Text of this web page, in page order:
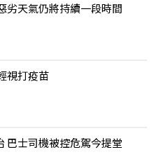
劣天氣仍將持續一段時間
視打疫苗
巴士司機被控危駕今提堂